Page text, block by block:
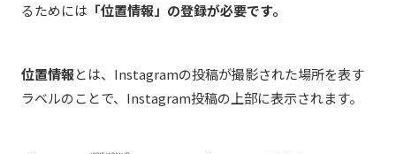
るためには 「位置情報」の登録が必要です。
位置情報とは、Instagramの投稿が撮影された場所を表す
ラベルのことで、Instagram投稿の上部に表示されます。